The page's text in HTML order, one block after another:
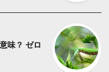
味？ ゼロ